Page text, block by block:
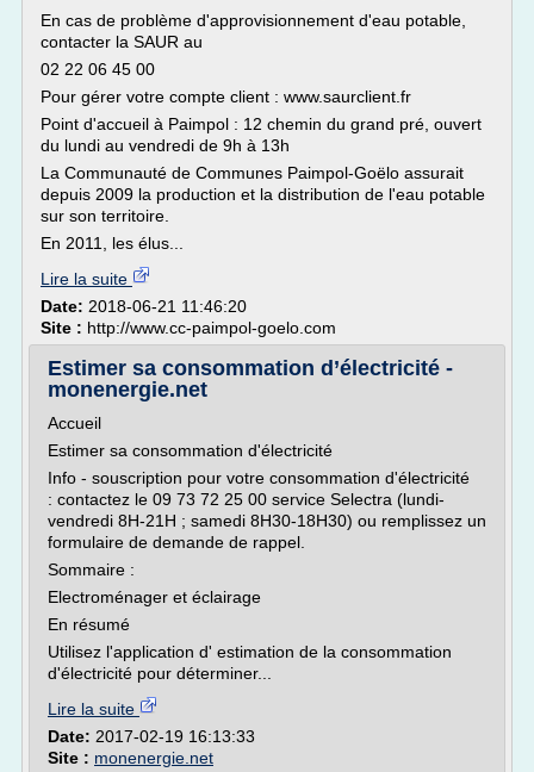
En cas de problème d'approvisionnement d'eau potable,
contacter la SAUR au
02 22 06 45 00
Pour gérer votre compte client : www.saurclient.fr
Point d'accueil à Paimpol : 12 chemin du grand pré, ouvert
du lundi au vendredi de 9h à 13h
La Communauté de Communes Paimpol-Goëlo assurait
depuis 2009 la production et la distribution de l'eau potable
sur son territoire.
En 2011, les élus...
Lire la suite
Date: 2018-06-21 11:46:20
Site : http://www.cc-paimpol-goelo.com
Estimer sa consommation d’électricité -
monenergie.net
Accueil
Estimer sa consommation d'électricité
Info - souscription pour votre consommation d'électricité
: contactez le 09 73 72 25 00 service Selectra (lundi-
vendredi 8H-21H ; samedi 8H30-18H30) ou remplissez un
formulaire de demande de rappel.
Sommaire :
Electroménager et éclairage
En résumé
Utilisez l'application d' estimation de la consommation
d'électricité pour déterminer...
Lire la suite
Date: 2017-02-19 16:13:33
Site : monenergie.net